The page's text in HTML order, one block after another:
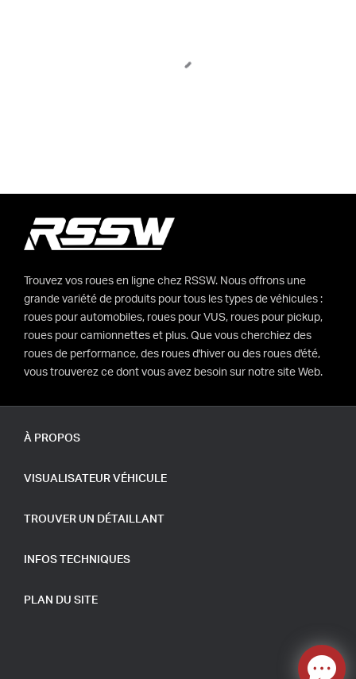
À PROPOS
VISUALISATEUR VÉHICULE
TROUVER UN DÉTAILLANT
INFOS TECHNIQUES
PLAN DU SITE
Trouvez vos roues en ligne chez RSSW. Nous offrons une
grande variété de produits pour tous les types de véhicules :
roues pour automobiles, roues pour VUS, roues pour pickup,
roues pour camionnettes et plus. Que vous cherchiez des
roues de performance, des roues d'hiver ou des roues d'été,
vous trouverez ce dont vous avez besoin sur notre site Web.